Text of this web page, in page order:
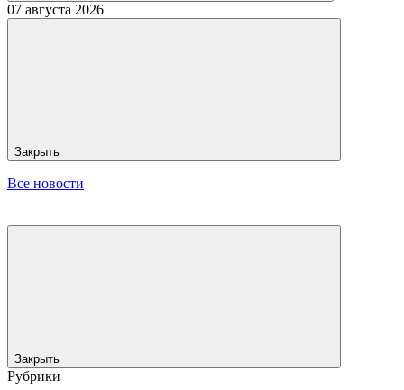
07 августа 2026
Закрыть
Все новости
Закрыть
Рубрики